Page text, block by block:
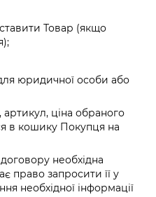
Товар (якщо
юридичної особи або
артикул, ціна обраного
в кошику Покупця на
необхідна
право запросити її у
необхідної інформації